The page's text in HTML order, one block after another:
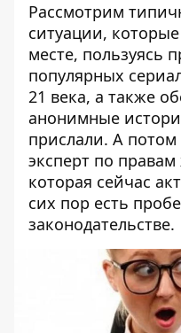
Рассмотрим
ситуации,
месте, пользуясь
популярных
21 века, а также
анонимные
прислали. А
эксперт по
которая сейчас
сих пор есть
законодательстве.